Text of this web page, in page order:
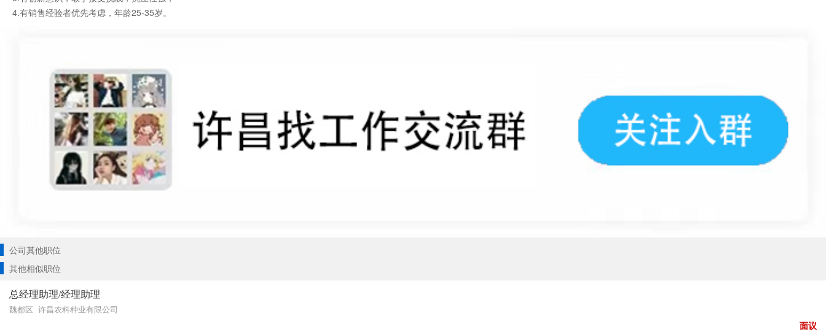
4.有销售经验者优先考虑，年龄25-35岁。
公司其他职位
其他相似职位
总经理助理/经理助理
魏都区 许昌农科种业有限公司
面议